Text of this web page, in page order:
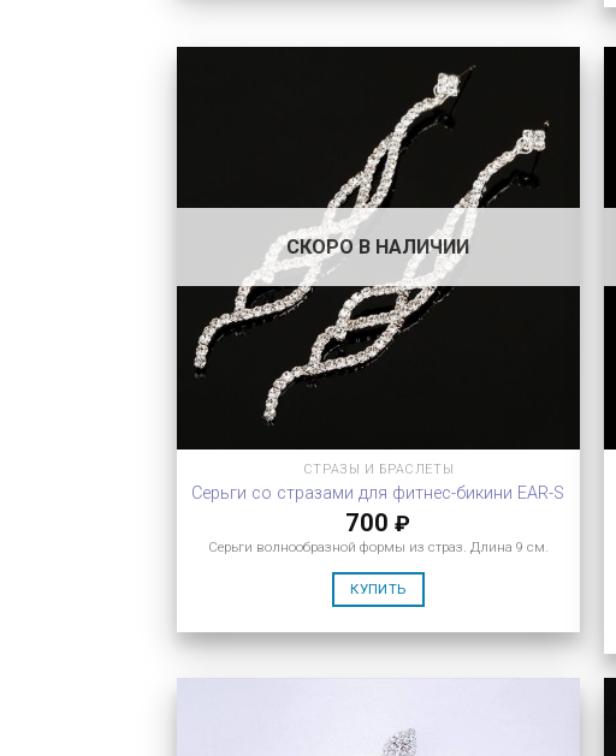
СКОРО В НАЛИЧИИ
СТРАЗЫ И БРАСЛЕТЫ
Серьги со стразами для фитнес-бикини EAR-S
700₽
Серьги волнообразной формы из страз. Длина 9 см.
КУПИТЬ